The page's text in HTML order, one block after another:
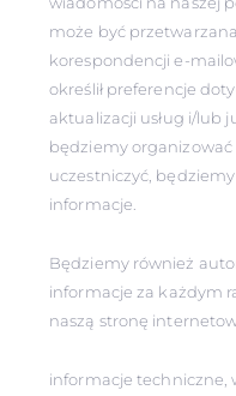
może być
korespondencji e-
określił preferencje
aktualizacji usług i/lub
będziemy
uczestniczyć,
informacje.
Będziemy również
informacje za każdym
naszą stronę
informacje techniczne,